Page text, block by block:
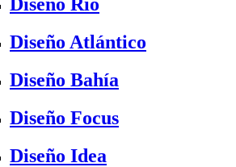
Diseño Atlántico
Diseño Bahía
Diseño Focus
Diseño Idea